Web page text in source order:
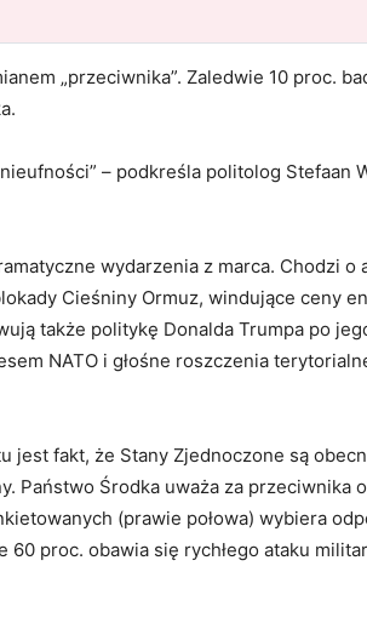
„przeciwnika”. Zaledwie 10 proc.
– podkreśla politolog Stefaan
wydarzenia z marca. Chodzi o
Cieśniny Ormuz, windujące ceny
także politykę Donalda Trumpa po
NATO i głośne roszczenia
jest fakt, że Stany Zjednoczone są
Państwo Środka uważa za przeciwnika
(prawie połowa) wybiera
proc. obawia się rychłego ataku